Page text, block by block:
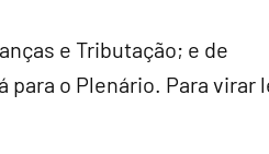
e Tributação; e de
o Plenário. Para virar